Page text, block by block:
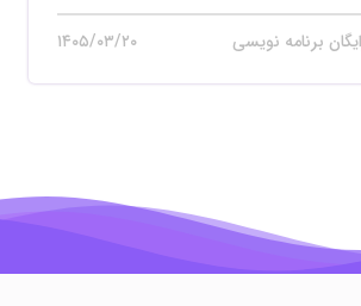
برنامه نویسی ۱۴۰۵/۰۳/۲۰